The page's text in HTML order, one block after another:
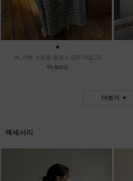
●
m_샤벳 스트링 원피스 [2차 재입고]
99,800원
더보기
액세서리